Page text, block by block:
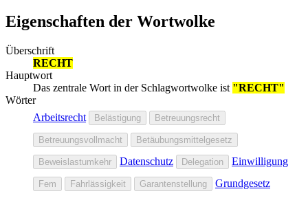
Eigenschaften der Wortwolke
Überschrift
RECHT
Hauptwort
Das zentrale Wort in der Schlagwortwolke ist "RECHT"
Wörter
Arbeitsrecht
Belästigung Betreuungsrecht
Betreuungsvollmacht Betäubungsmittelgesetz
Beweislastumkehr Datenschutz Delegation Einwilligung
Fem Fahrlässigkeit Garantenstellung Grundgesetz